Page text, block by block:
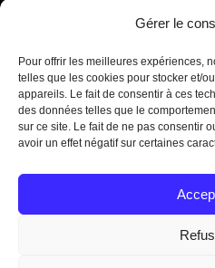
Gérer le
Pour offrir les meilleures expériences,
telles que les cookies pour stocker et/
appareils. Le fait de consentir à ces
des données telles que le
sur ce site. Le fait de ne pas consentir
avoir un effet négatif sur certaines
Contact
06 29 56 64 44
contact[@]jb-conseils.fr
Caen - Normandie - France